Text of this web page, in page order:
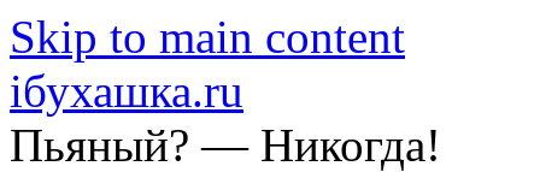
Skip to main content
iбухашка.ru
Пьяный? — Никогда!